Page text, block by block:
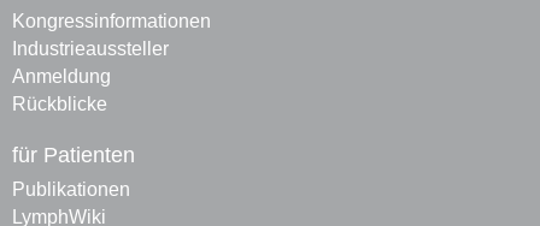
Kongressinformationen
Industrieaussteller
Anmeldung
Rückblicke
für Patienten
Publikationen
LymphWiki